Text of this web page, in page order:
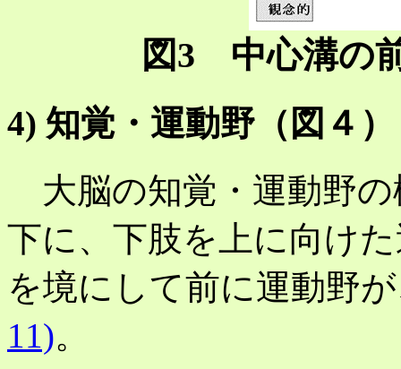
図3 中心溝の
4) 知覚・運動野（図４）
大脳の知覚・運動野
下に、下肢を上に向け
を境にして前に運動野
11)。